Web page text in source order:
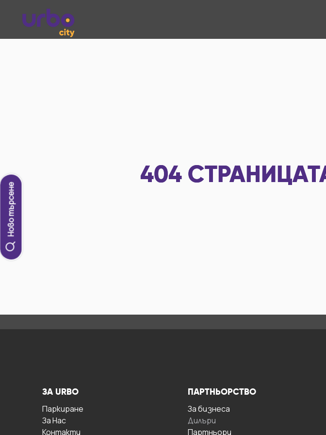
Ново търсене
404
ЗА URBO
Паркиране
За Hас
Контакти
ПАРТНЬОРСТВО
За бизнесa
Дилъри
Партньори